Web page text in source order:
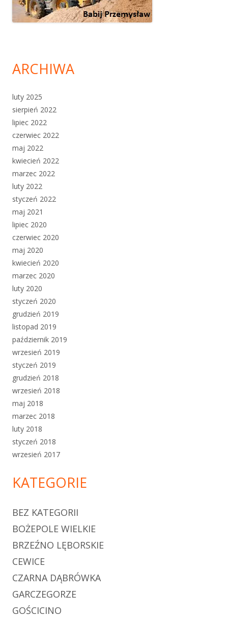
ARCHIWA
luty 2025
sierpień 2022
lipiec 2022
czerwiec 2022
maj 2022
kwiecień 2022
marzec 2022
luty 2022
styczeń 2022
maj 2021
lipiec 2020
czerwiec 2020
maj 2020
kwiecień 2020
marzec 2020
luty 2020
styczeń 2020
grudzień 2019
listopad 2019
październik 2019
wrzesień 2019
styczeń 2019
grudzień 2018
wrzesień 2018
maj 2018
marzec 2018
luty 2018
styczeń 2018
wrzesień 2017
KATEGORIE
BEZ KATEGORII
BOŻEPOLE WIELKIE
BRZEŹNO LĘBORSKIE
CEWICE
CZARNA DĄBRÓWKA
GARCZEGORZE
GOŚCICINO